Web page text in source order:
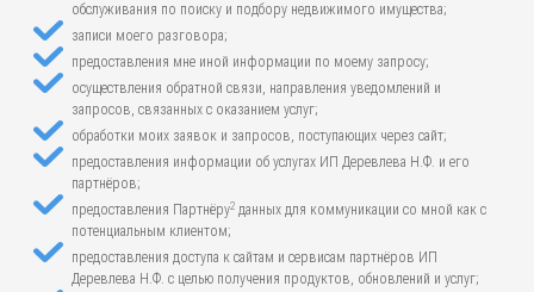
обслуживания по поиску и подбору недвижимого имущества;
записи моего разговора;
предоставления мне иной информации по моему запросу;
осуществления обратной связи, направления уведомлений и
запросов, связанных с оказанием услуг;
обработки моих заявок и запросов, поступающих через сайт;
предоставления информации об услугах ИП Деревлева Н.Ф. и его
партнёров;
предоставления Партнёру2 данных для коммуникации со мной как с
потенциальным клиентом;
предоставления доступа к сайтам и сервисам партнёров ИП
Деревлева Н.Ф. с целью получения продуктов, обновлений и услуг;